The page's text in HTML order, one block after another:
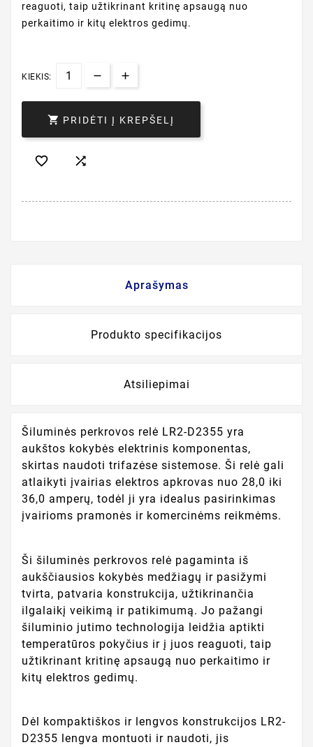
reaguoti, taip užtikrinant kritinę apsaugą nuo
perkaitimo ir kitų elektros gedimų.
KIEKIS:
 PRIDĖTI Į KREPŠELĮ
 
Aprašymas
Produkto specifikacijos
Atsiliepimai
Šiluminės perkrovos relė LR2-D2355 yra
aukštos kokybės elektrinis komponentas,
skirtas naudoti trifazėse sistemose. Ši relė gali
atlaikyti įvairias elektros apkrovas nuo 28,0 iki
36,0 amperų, todėl ji yra idealus pasirinkimas
įvairioms pramonės ir komercinėms reikmėms.
Ši šiluminės perkrovos relė pagaminta iš
aukščiausios kokybės medžiagų ir pasižymi
tvirta, patvaria konstrukcija, užtikrinančia
ilgalaikį veikimą ir patikimumą. Jo pažangi
šiluminio jutimo technologija leidžia aptikti
temperatūros pokyčius ir į juos reaguoti, taip
užtikrinant kritinę apsaugą nuo perkaitimo ir
kitų elektros gedimų.
Dėl kompaktiškos ir lengvos konstrukcijos LR2-
D2355 lengva montuoti ir naudoti, jis